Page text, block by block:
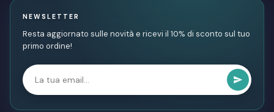
Termini e condizioni
NEWSLETTER
Resta aggiornato sulle novità e ricevi il 10% di sconto sul tuo
primo ordine!